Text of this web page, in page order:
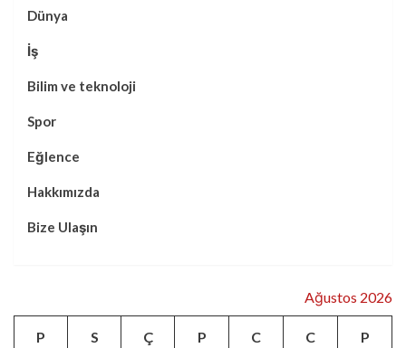
Dünya
İş
Bilim ve teknoloji
Spor
Eğlence
Hakkımızda
Bize Ulaşın
Ağustos 2026
P S Ç P C C P